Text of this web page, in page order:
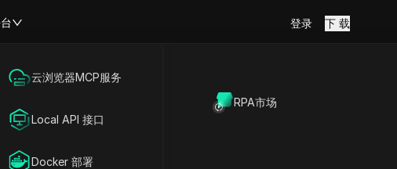
RPA市场
云浏览器MCP服务
Local API 接口
Docker 部署
登录 下 载
法及简单解